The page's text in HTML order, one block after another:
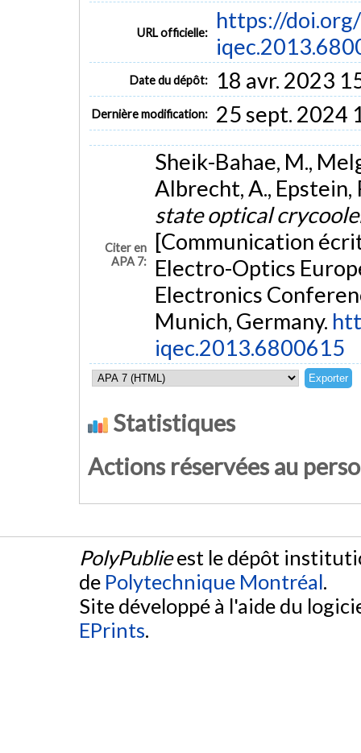
URL officielle:
https://
Date du dépôt: 18 avr. 2023
Dernière modification: 25 sept. 2024
Citer en
APA 7:
Sheik-Bahae, M.,
Albrecht, A., Epstein,
state optical
[Communication
Electro-Optics
Electronics
Munich, Germany.
iqec.2013.6800615
Statistiques
Actions réservées au
PolyPublieest le dépôt
de Polytechnique Montréal.
Site développé à l'aide du
EPrints.